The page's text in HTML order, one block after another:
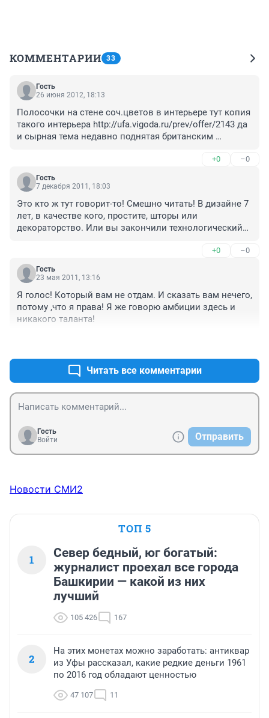
КОММЕНТАРИИ 33
Гость
26 июня 2012, 18:13
Полосочки на стене соч.цветов в интерьере тут копия
такого интерьера http://ufa.vigoda.ru/prev/offer/2143 да
и сырная тема недавно поднятая британским
+0 –0
Гость
7 декабря 2011, 18:03
Это кто ж тут говорит-то! Смешно читать! В дизайне 7
лет, в качестве кого, простите, шторы или
декораторство. Или вы закончили технологический?
архитектор, да и то не всегда. Остальным просто
реально недоступно, хотябы потому что на
архитектуру поступают только сверходаренные люди.
жалкое тявканье, а смело идти вперед, так как этот
интерьер соответствует уровню журнала AD. А мнения
начинающих семилеток или тех кто вчера вязал
Запомните - дизайнер может быть только
дизайнером, а архитектор может быть и дизайнером,
и художником, и скульптором, и модельером, и
певцом и т. д. Богема потому что.
+0 –0
Гость
23 мая 2011, 13:16
Я голос! Который вам не отдам. И сказать вам нечего,
потому ,что я права! Я же говорю амбиции здесь и
никакого таланта!
Читать все комментарии
Гость
Войти
Отправить
Новости СМИ2
ТОП 5
1
Север бедный, юг богатый:
журналист проехал все города
Башкирии — какой из них
лучший
105 426 167
2
На этих монетах можно заработать: антиквар
из Уфы рассказал, какие редкие деньги 1961
по 2016 год обладают ценностью
47 107 11